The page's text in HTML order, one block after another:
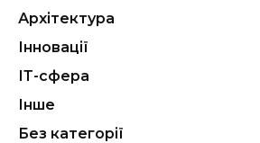
Архітектура
Інновації
ІТ-сфера
Інше
Без категорії